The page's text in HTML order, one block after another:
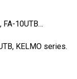
10UTB…
KELMO series.